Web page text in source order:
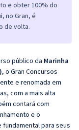
e obter 100% do
no Gran, é
de volta.
público da Marinha
, o Gran Concursos
e renomada em
com a mais alta
contará com
e o
para seus